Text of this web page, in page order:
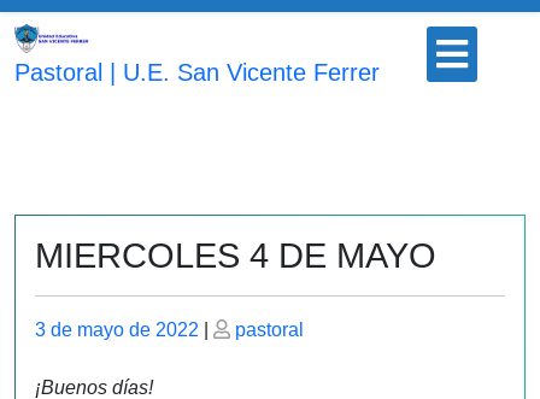
Saltar
contenido
Pastoral | U.E. San Vicente Ferrer
Botón
abrir
MIERCOLES 4 DE MAYO
Publicado
3 de mayo de 2022
Publicado
pastoral
¡Buenos días!